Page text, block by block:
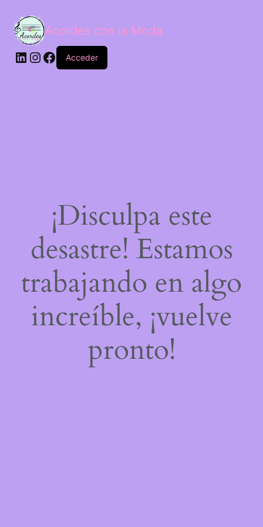
Acordes con la Moda
Acceder
¡Disculpa este
desastre! Estamos
trabajando en algo
increíble, ¡vuelve
pronto!